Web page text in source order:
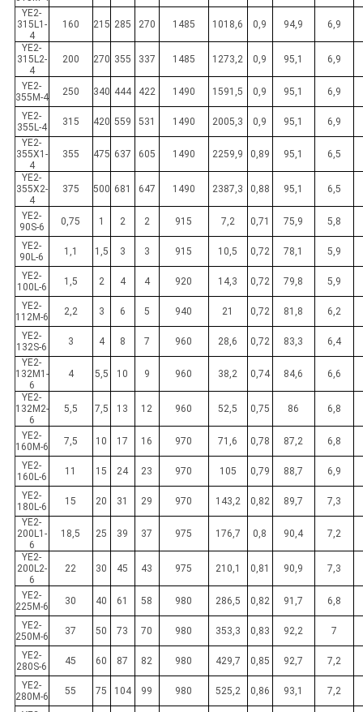
YE2-
315L1-
4
160 215 285 270 1485 1018,6 0,9 94,9 6,9
YE2-
315L2-
4
200 270 355 337 1485 1273,2 0,9 95,1 6,9
YE2-
355M-4
250 340 444 422 1490 1591,5 0,9 95,1 6,9
YE2-
355L-4
315 420 559 531 1490 2005,3 0,9 95,1
6,9
YE2-
355X1-
4
355 475 637 605 1490 2259,9 0,89 95,1 6,5
YE2-
355X2-
4
375 500 681 647 1490 2387,3 0,88 95,1 6,5
YE2-
90S-6
0,75 1 2 2 915 7,2 0,71 75,9 5,8
YE2-
90L-6
1,1 1,5 3 3 915 10,5 0,72 78,1 5,9
YE2-
100L-6
1,5 2 4 4 920 14,3 0,72 79,8 5,9
YE2-
112M-6
2,2 3 6 5 940 21 0,72 81,8 6,2
YE2-
132S-6
3 4 8 7 960 28,6 0,72 83,3
6,4
YE2-
132M1-
6
4 5,5 10 9 960 38,2 0,74 84,6 6,6
YE2-
132M2-
6
5,5 7,5 13 12 960 52,5 0,75 86 6,8
YE2-
160M-6
7,5 10 17 16 970 71,6 0,78 87,2 6,8
YE2-
160L-6
11 15 24 23 970 105 0,79 88,7 6,9
YE2-
180L-6
15 20 31 29 970 143,2 0,82 89,7
7,3
YE2-
200L1-
6
18,5 25 39 37 975 176,7 0,8 90,4 7,2
YE2-
200L2-
6
22 30 45 43 975 210,1 0,81 90,9 7,3
YE2-
225M-6
30 40 61 58 980 286,5 0,82 91,7 6,8
YE2-
250M-6
37 50 73 70 980 353,3 0,83 92,2 7
YE2-
280S-6
45 60 87 82 980 429,7 0,85 92,7 7,2
YE2-
280M-6
55 75 104 99 980 525,2 0,86 93,1 7,2